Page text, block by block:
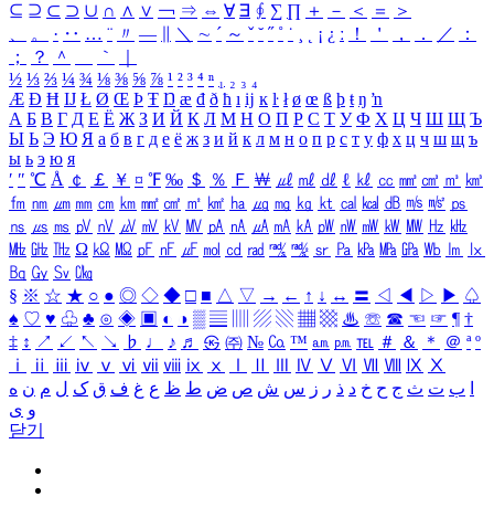
⊆ ⊇ ⊂ ⊃ ∪ ∩ ∧ ∨ ￢ ⇒ ⇔ ∀ ∃ ∮ ∑ ∏ ＋ － ＜ ＝
＞
、
。 · ‥ … ¨ 〃 ― ＼ ∼ ´ ～ ˇ ˘ ˝ ˚ ˙ ¸ ¡ ¿ ː ！ ＇ ， ． ／
：
；
？ ＾ ｀
½ ⅓ ⅔ ¼ ¾ ⅛ ⅜ ⅝ ⅞ ¹ ² ³ ⁴ ⁿ ₁ ₂ ₃ ₄
Æ Ð Ħ Ĳ Ł Ø Œ Þ Ŧ Ŋ æ đ ð ħ ı ĳ ĸ ŀ ł ø œ ß þ ŧ ŋ ŉ
А Б В Г Д Е Ё Ж З И Й К Л М Н О П Р С Т У Ф Х Ц Ч Ш Щ Ъ
Ы Ь Э Ю Я а б в г д е ё ж з и й к л м н о п р с т у ф х ц ч ш щ ъ
ы ь э ю я
′ ″ ℃ Å ￠ ￡ ￥ ¤ ℉ ‰ ＄ ％ Ｆ ￦ ㎕ ㎖ ㎗ ℓ ㎘ ㏄ ㎣ ㎤ ㎥ ㎦
㎙ ㎚ ㎛ ㎜ ㎝ ㎞ ㎟ ㎠ ㎡ ㎢ ㏊ ㎍ ㎎ ㎏ ㏏ ㎈ ㎉ ㏈ ㎧ ㎨ ㎰
㎱ ㎲ ㎳ ㎴ ㎵ ㎶ ㎷ ㎸ ㎹ ㎀ ㎁ ㎂ ㎃ ㎄ ㎺ ㎻ ㎽ ㎾ ㎿ ㎐ ㎑
㎒ ㎓ ㎔ Ω ㏀ ㏁ ㎊ ㎋ ㎌ ㏖ ㏅ ㎭ ㎮ ㎯ ㏛ ㎩ ㎪ ㎫ ㎬ ㏝ ㏐
㏓
㏃ ㏉ ㏜ ㏆
§ ※ ☆ ★ ○ ● ◎ ◇ ◆ □ ■ △ ▽ → ← ↑ ↓ ↔ 〓 ◁ ◀ ▷ ▶ ♤
♠ ♡ ♥ ♧ ♣ ⊙ ◈ ▣ ◐ ◑ ▒ ▤ ▨ ▧ ▦ ▩ ♨ ☏ ☎ ☜ ☞ ¶ †
‡ ↕ ↗ ↙ ↖ ↘ ♭ ♩ ♪ ♬ ㉿ ㈜ № ㏇ ™ ㏂ ㏘ ℡ ＃ ＆ ＊ ＠ ª º
ⅰ
ⅱ ⅲ ⅳ ⅴ ⅵ ⅶ ⅷ ⅸ ⅹ Ⅳ Ⅴ Ⅵ Ⅶ Ⅷ Ⅸ Ⅹ
ب ت ث ج ح خ د ذ ر ز س ش ص ض ط ظ ع غ ف ق ک ل م ن ه
و ی
닫기